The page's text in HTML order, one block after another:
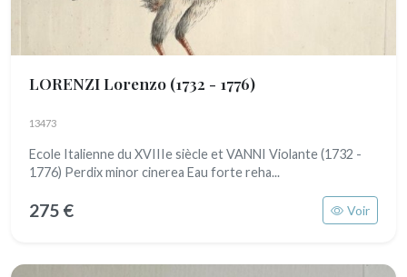
LORENZI Lorenzo (1732 - 1776)
13473
Ecole Italienne du XVIIIe siècle et VANNI Violante (1732 -
1776) Perdix minor cinerea Eau forte reha...
275 € Voir